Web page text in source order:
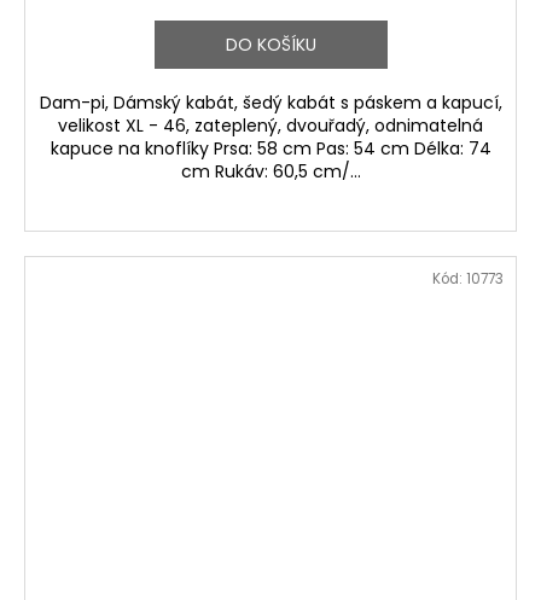
DO KOŠÍKU
Dam-pi, Dámský kabát, šedý kabát s páskem a kapucí,
velikost XL - 46, zateplený, dvouřadý, odnimatelná
kapuce na knoflíky Prsa: 58 cm Pas: 54 cm Délka: 74
cm Rukáv: 60,5 cm/...
Kód: 10773